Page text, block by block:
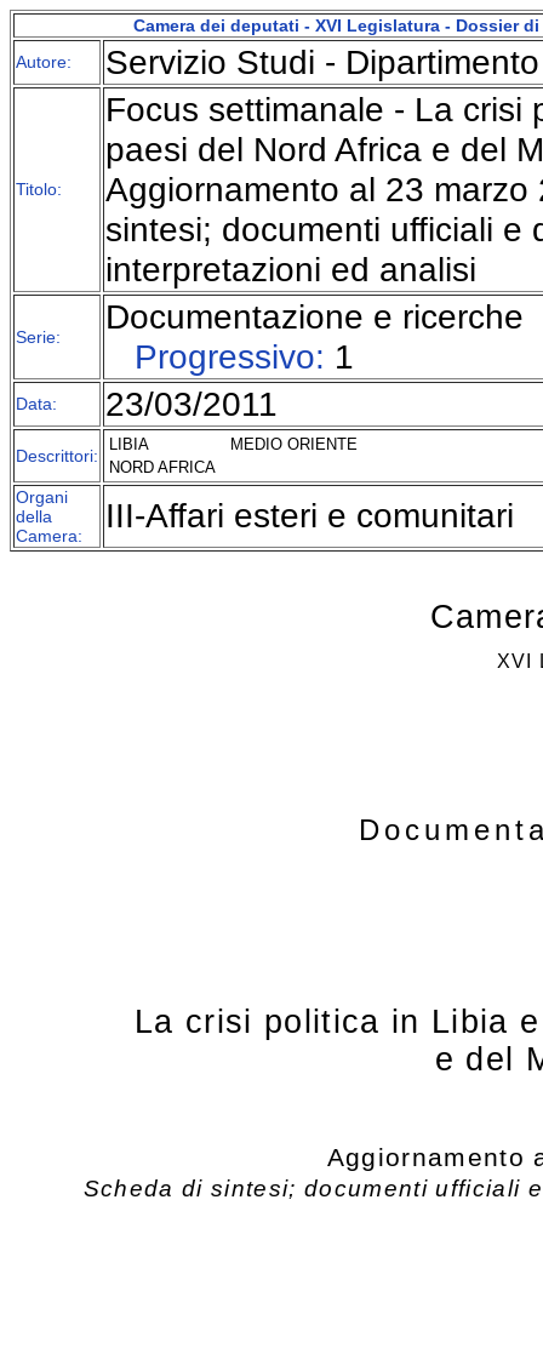
Camera dei deputati - XVI Legislatura - Dossier
Autore:
Servizio Studi -
Titolo:
Focus settimanale - La crisi
paesi del Nord Africa e del
Aggiornamento al 23
sintesi; documenti ufficiali e
interpretazioni ed analisi
Serie:
Documentazione e ricerche
Progressivo: 1
Data: 23/03/2011
Descrittori:
LIBIA
MEDIO ORIENTE
NORD AFRICA
Organi
della
Camera:
III-Affari esteri e comunitari
XVI
La crisi politica in Libia
e del
Aggiornamento
Scheda di sintesi; documenti ufficiali